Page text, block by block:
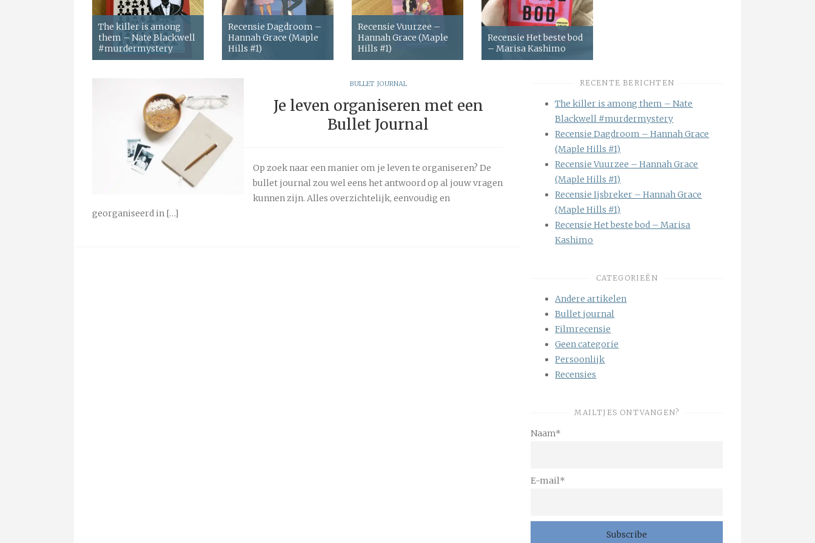
The killer is among
them – Nate Blackwell
#murdermystery
Recensie Dagdroom –
Hannah Grace (Maple
Hills #1)
Recensie Vuurzee –
Hannah Grace (Maple
Hills #1)
Recensie Het beste bod
– Marisa Kashimo
BULLET JOURNAL
Je leven organiseren met een
Bullet Journal
Op zoek naar een manier om je leven te organiseren? De
bullet journal zou wel eens het antwoord op al jouw vragen
kunnen zijn. Alles overzichtelijk, eenvoudig en
georganiseerd in […]
RECENTE BERICHTEN
The killer is among them – Nate
Blackwell #murdermystery
Recensie Dagdroom – Hannah Grace
(Maple Hills #1)
Recensie Vuurzee – Hannah Grace
(Maple Hills #1)
Recensie Ijsbreker – Hannah Grace
(Maple Hills #1)
Recensie Het beste bod – Marisa
Kashimo
CATEGORIEËN
Andere artikelen
Bullet journal
Filmrecensie
Geen categorie
Persoonlijk
Recensies
MAILTJES ONTVANGEN?
Naam*
E-mail*